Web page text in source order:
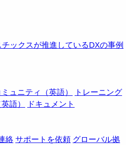
ックスが推進しているDXの事例
ミュニティ（英語）
トレーニング
語）
ドキュメント
絡サポートを依頼 グローバル拠